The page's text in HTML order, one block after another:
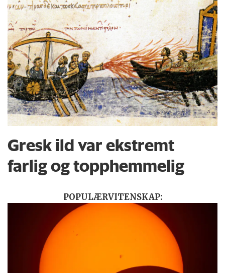
Gresk ild var ekstremt
farlig og topphemmelig
POPULÆRVITENSKAP: